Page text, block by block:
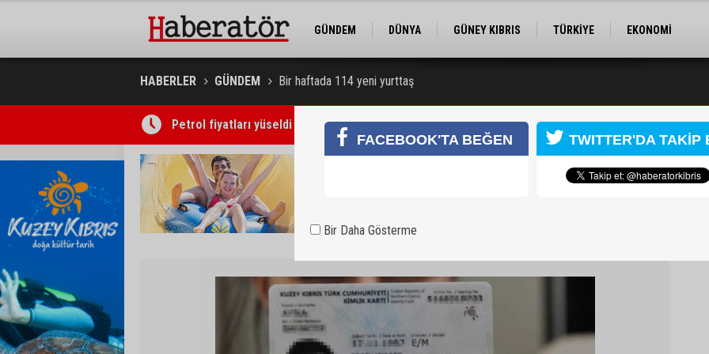
GÜNDEM DÜNYA GÜNEY KIBRIS TÜRKİYE
EKONOMİ
HABERLER GÜNDEM
Bir haftada 114 yeni yurttaş
Concorde Aria Hotel kapılarını açtı
FACEBOOK'TA BEĞEN TWITTER'DA TAKİP
Bir Daha Gösterme